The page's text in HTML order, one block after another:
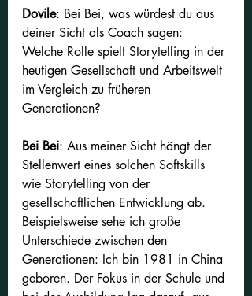
Dovile: Bei Bei, was würdest du aus
deiner Sicht als Coach sagen:
Welche Rolle spielt Storytelling in der
heutigen Gesellschaft und Arbeitswelt
im Vergleich zu früheren
Generationen?
Bei Bei: Aus meiner Sicht hängt der
Stellenwert eines solchen Softskills
wie Storytelling von der
gesellschaftlichen Entwicklung ab.
Beispielsweise sehe ich große
Unterschiede zwischen den
Generationen: Ich bin 1981 in China
geboren. Der Fokus in der Schule und